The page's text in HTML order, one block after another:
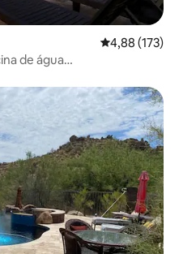
4,88 de uma
4,88 (173)
de água
hóspedes